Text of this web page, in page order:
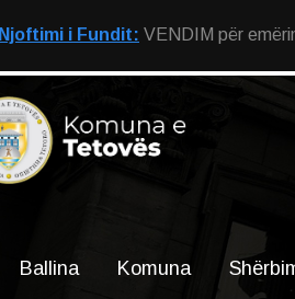
Njoftimi i Fundit: VENDIM për
Ballina Komuna